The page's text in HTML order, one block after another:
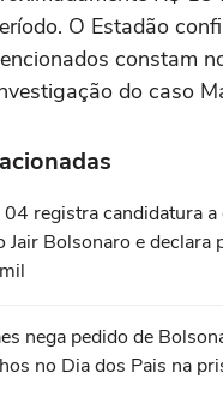
O Estadão
constam
do caso
04 registra candidatura a
Jair Bolsonaro e declara
nega pedido de
no Dia dos Pais na